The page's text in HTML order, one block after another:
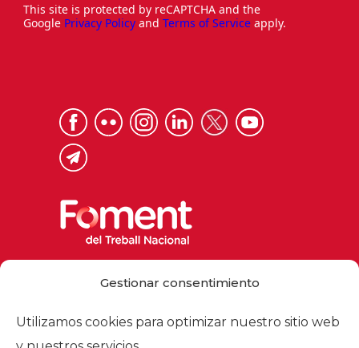
Gestionar consentimiento
Utilizamos cookies para optimizar nuestro sitio web
This site is protected by reCAPTCHA and the
Google Privacy Policy and Terms of Service apply.
foment@foment.com